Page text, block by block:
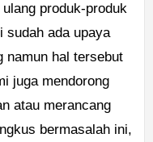
produk-produk
sudah ada upaya
namun hal tersebut
juga mendorong
atau merancang
bermasalah ini,